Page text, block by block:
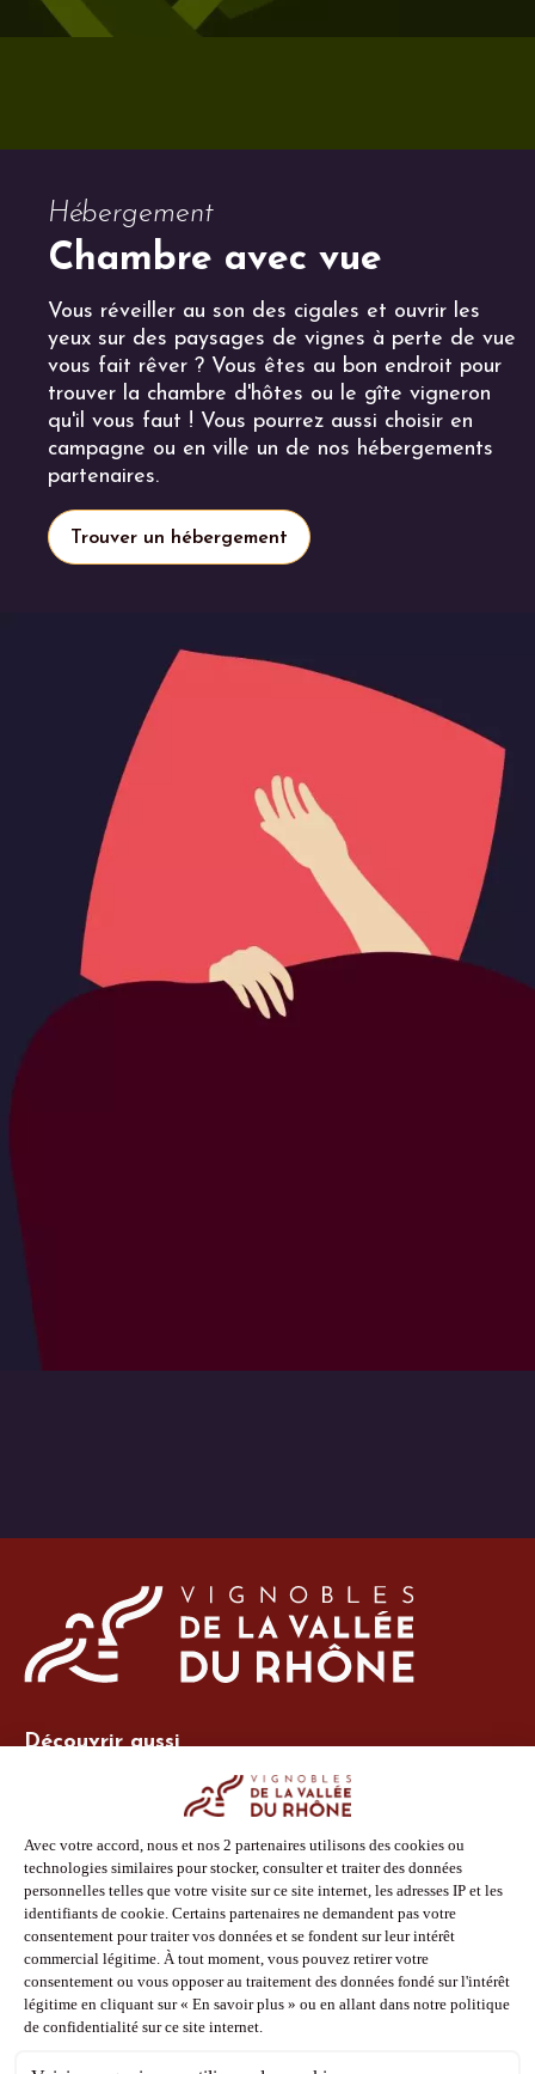
Hébergement
Chambre avec vue
Vous réveiller au son des cigales et ouvrir les
yeux sur des paysages de vignes à perte de vue
vous fait rêver ? Vous êtes au bon endroit pour
trouver la chambre d'hôtes ou le gîte vigneron
qu'il vous faut ! Vous pourrez aussi choisir en
campagne ou en ville un de nos hébergements
partenaires.
Trouver un hébergement
Découvrir aussi
Espace adhérent
Espace presse
Phototèque
Suivez-nous
Facebook
Instagram
Pinterest
Youtube